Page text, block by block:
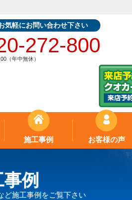
気軽にお問い合わせ下さい
272-800
（年中無休）
施工事例 お客様の声
例
ど施工事例をご覧下さい